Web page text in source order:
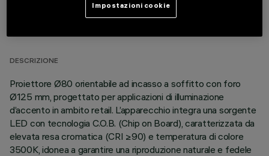
DATI TECNICI
DESCRIZIONE
Proiettore Ø80 orientabile ad incasso a soffitto con foro
Ø125 mm, progettato per applicazioni di illuminazione
d’accento in ambito retail. L’apparecchio integra una sorgente
LED con tecnologia C.O.B. (Chip on Board), caratterizzata da
elevata resa cromatica (CRI ≥90) e temperatura di colore
3500K, idonea a garantire una riproduzione naturale e fedele
Impostazioni cookie